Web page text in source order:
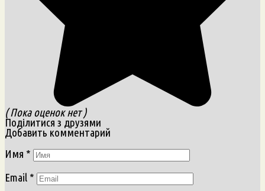
( Пока оценок нет )
Поділитися з друзями
Добавить комментарий
Имя *
Email *